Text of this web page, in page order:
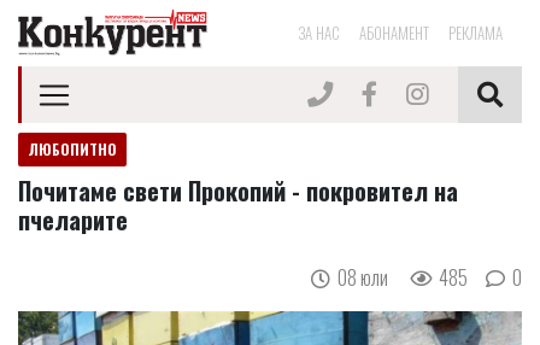
ЗА НАС АБОНАМЕНТ РЕКЛАМА
ЛЮБОПИТНО
Почитаме свети Прокопий - покровител на
пчеларите
08 юли 485 0